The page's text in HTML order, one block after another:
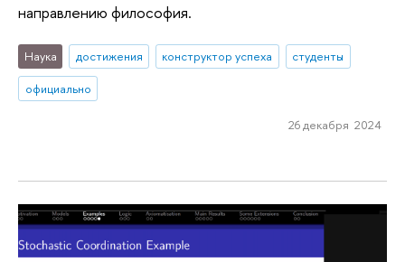
направлению философия.
Наука достижения конструктор успеха
студенты
официально
26 декабря 2024